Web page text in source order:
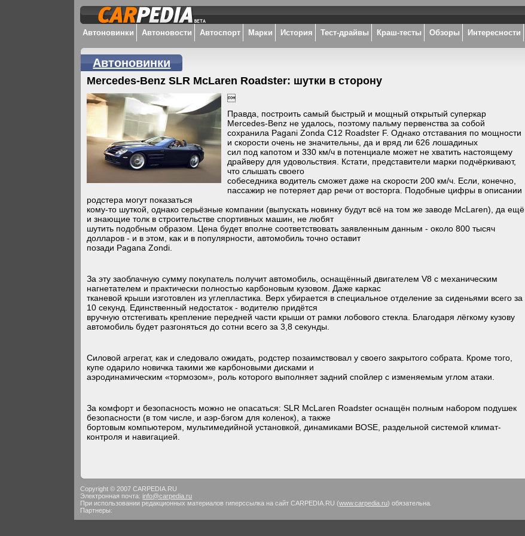
Автоновинки Автоновости Автоспорт Марки История Тест-драйвы Краш-тесты Обзоры Интересности
Автоновинки
Mercedes-Benz SLR McLaren Roadster: шутки в сторону

Правда, построить самый быстрый и мощный открытый суперкар
Mercedes-Benz не удалось, поэтому пальму первенства за собой
сохранила Pagani Zonda С12 Roadster F. Однако отставания по мощности
и скорости очень не значительны, да и вряд ли 626 лошадиных
сил под капотом и 330 км/ч в потенциале может не хватить настоящему
драйверу для удовольствия. Кстати, представители марки подчёркивают,
что слышать своего
собеседника водитель сможет даже на скорости 200 км/ч. Если, конечно,
пассажир не потеряет дар речи от восторга. Подобные цифры в описании
родстера могут показаться
кому-то шуткой, однако серьёзные компании (выпускать новинку будут всё на том же заводе McLaren), да ещё
и знающие толк в строительстве спортивных машин, не любят
шутить подобным образом. Цена будет вполне соответствовать заявленным данным - около 800 тысяч
долларов - и в этом, как и в популярности, автомобиль точно оставит
позади Pagana Zondi.
За эту заоблачную сумму покупатель получит автомобиль, оснащённый двигателем V8 с механическим
нагнетателем и практически полностью карбоновым кузовом. Даже каркас
тканевой крыши изготовлен из углепластика. Верх убирается в специальное отделение за сиденьями всего за
10 секунд. Единственный недостаток - водителю придётся
вручную отстегивать крепление передней части крыши от рамки лобового стекла. Благодаря лёгкому кузову
автомобиль будет разгоняться до сотни всего за 3,8 секунды.
Силовой агрегат, как и следовало ожидать, родстер позаимствовал у своего закрытого собрата. Кроме того,
купе одарило новичка такими же карбоновыми дисками и
аэродинамическим «тормозом», роль которого выполняет задний спойлер с изменяемым углом атаки.
За комфорт и безопасность можно не опасаться: SLR McLaren Roadster оснащён полным набором подушек
безопасности (в том числе, и аэр-бэгом для коленок), а также
бортовым компьютером, мультимедийной установкой, динамиками BOSE, раздельной системой климат-
контроля и навигацией.
Copyright © 2007 CARPEDIA.RU
Электронная почта: info@carpedia.ru
При использовании редакционных материалов гиперссылка на сайт CARPEDIA.RU (www.carpedia.ru) обязательна.
Партнеры: